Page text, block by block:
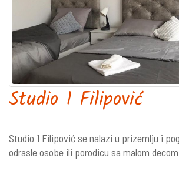
Studio 1 Filipović
Studio 1 Filipović se nalazi u prizemlju i
odrasle osobe ili porodicu sa malom